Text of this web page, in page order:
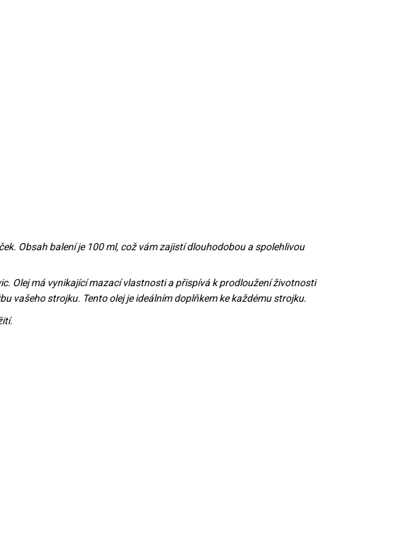
Obsah balení je 100 ml, což vám zajistí dlouhodobou a spolehlivou
Olej má vynikající mazací vlastnosti a přispívá k prodloužení životnosti
vašeho strojku. Tento olej je ideálním doplňkem ke každému strojku.